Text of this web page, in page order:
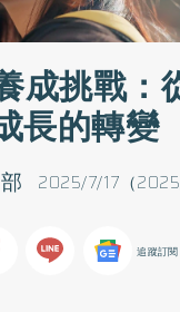
成挑戰：
長的轉變
2025/7/17（2025/
追蹤訂閱